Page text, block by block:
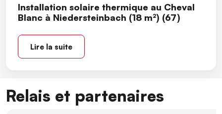
Installation solaire thermique au Cheval
Blanc à Niedersteinbach (18 m²) (67)
Lire la suite
Relais et partenaires